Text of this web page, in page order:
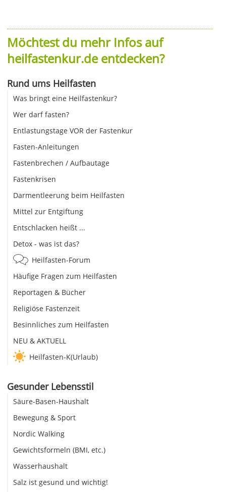
Möchtest du mehr Infos auf
heilfastenkur.de entdecken?
Rund ums Heilfasten
Was bringt eine Heilfastenkur?
Wer darf fasten?
Entlastungstage VOR der Fastenkur
Fasten-Anleitungen
Fastenbrechen / Aufbautage
Fastenkrisen
Darmentleerung beim Heilfasten
Mittel zur Entgiftung
Entschlacken heißt ...
Detox - was ist das?
Heilfasten-Forum
Häufige Fragen zum Heilfasten
Reportagen & Bücher
Religiöse Fastenzeit
Besinnliches zum Heilfasten
NEU & AKTUELL
Heilfasten-K(Urlaub)
Gesunder Lebensstil
Säure-Basen-Haushalt
Bewegung & Sport
Nordic Walking
Gewichtsformeln (BMI, etc.)
Wasserhaushalt
Salz ist gesund und wichtig!